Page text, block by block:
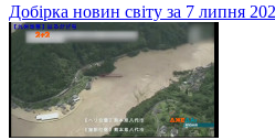
Добірка новин світу за 7 липня